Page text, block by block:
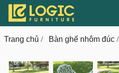
Toggle navigation
CMS v3.0
Trang chủ / Bàn ghế nhôm đúc /